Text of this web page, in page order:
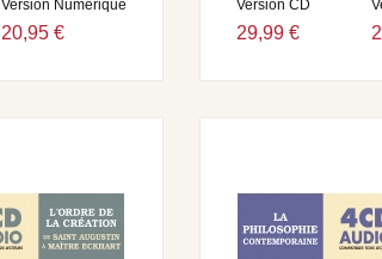
Version Numérique
20,95 €
Version CD
29,99 €